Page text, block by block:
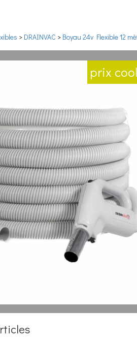
> DRAINVAC > Boyau 24v Flexible 12
prix cool